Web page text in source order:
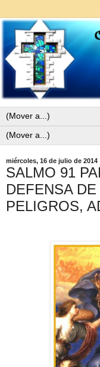
miércoles, 16 de julio de 2014
SALMO 91
DEFENSA
PELIGROS,